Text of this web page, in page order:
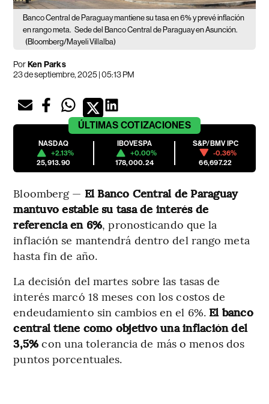
Banco Central de Paraguay mantiene su tasa en 6% y prevé inflación
en rango meta. Sede del Banco Central de Paraguay en Asunción.
(Bloomberg/Mayeli Villalba)
PorKen Parks
23 de septiembre, 2025 | 05:13 PM
ÚLTIMAS COTIZACIONES
NASDAQ
+2.13%
25,913.90
IBOVESPA
+0.00%
178,000.24
S&P/BMV IPC
-0.36%
66,697.22
Bloomberg — El Banco Central de Paraguay
mantuvo estable su tasa de interés de
referencia en 6%, pronosticando que la
inflación se mantendrá dentro del rango meta
hasta fin de año.
La decisión del martes sobre las tasas de
interés marcó 18 meses con los costos de
endeudamiento sin cambios en el 6%. El banco
central tiene como objetivo una inflación del
3,5% con una tolerancia de más o menos dos
puntos porcentuales.